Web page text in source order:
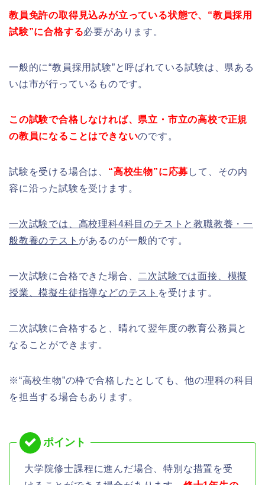
教員免許の取得見込みが立っている状態で、“教員採用
試験”に合格する必要があります。
一般的に“教員採用試験”と呼ばれている試験は、県ある
いは市が行っているものです。
この試験で合格しなければ、県立・市立の高校で正規
の教員になることはできないのです。
試験を受ける場合は、 “高校生物”に応募 して、その内
容に沿った試験を受けます。
一次試験では、高校理科4科目のテストと教職教養・一
般教養のテスト があるのが一般的です。
一次試験に合格できた場合、 二次試験では面接、模擬
授業、模擬生徒指導などのテスト を受けます。
二次試験に合格すると、晴れて翌年度の教育公務員と
なることができます。
※“高校生物”の枠で合格したとしても、他の理科の科目
を担当する場合もあります。
大学院修士課程に進んだ場合、特別な措置を受